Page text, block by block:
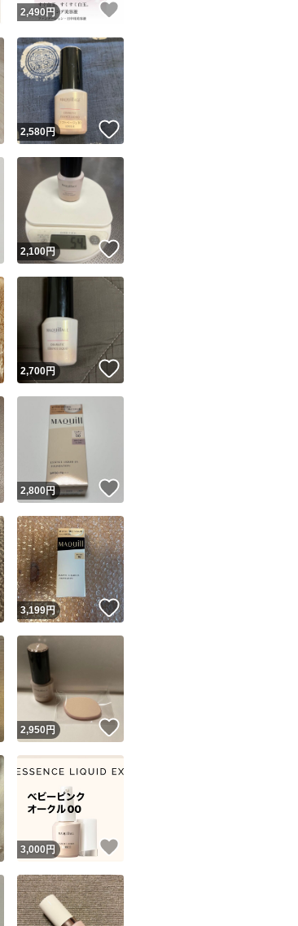
このユーザーは高頻度で24時間以内に発送しています
このユーザーは設定した発送日数内に発送しています
いいね！
2,490円
いいね！
2,580円
いいね！
2,100円 いいね！
いいね！
2,700円
いいね！
2,800円
いいね！
3,199円 いいね！
いいね！
2,950円
いいね！
3,000 円